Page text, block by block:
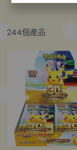
244個產品